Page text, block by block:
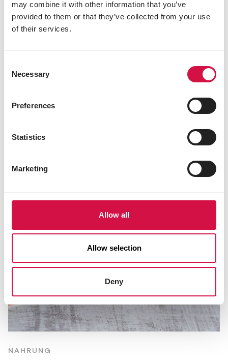
may combine it with other information that you’ve
provided to them or that they’ve collected from your use
of their services.
Selection
Necessary
Preferences
Statistics
Marketing
Allow all
Allow selection
Deny
Chinchilla-Futter: Qualität für ein
NAHRUNG